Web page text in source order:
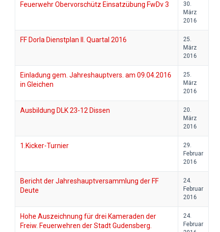
Feuerwehr Obervorschütz Einsatzübung FwDv 3
30.
März
2016
FF Dorla Dienstplan II. Quartal 2016
25.
März
2016
Einladung gem. Jahreshauptvers. am 09.04.2016
in Gleichen
25.
März
2016
Ausbildung DLK 23-12 Dissen
20.
März
2016
1.Kicker-Turnier
29.
Februar
2016
Bericht der Jahreshauptversammlung der FF
Deute
24.
Februar
2016
Hohe Auszeichnung für drei Kameraden der
Freiw. Feuerwehren der Stadt Gudensberg.
24.
Februar